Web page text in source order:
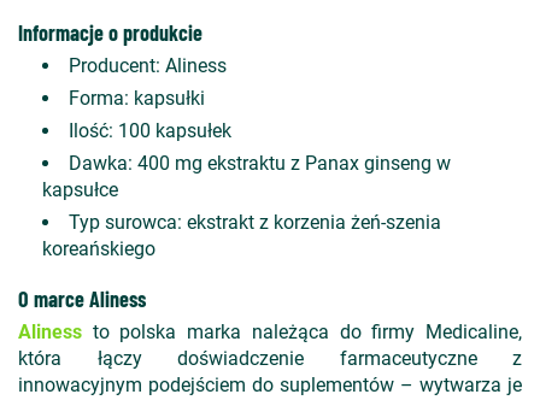
Informacje o produkcie
Producent: Aliness
Forma: kapsułki
Ilość: 100 kapsułek
Dawka: 400 mg ekstraktu z Panax ginseng w
kapsułce
Typ surowca: ekstrakt z korzenia żeń-szenia
koreańskiego
O marce Aliness
Aliness to polska marka należąca do firmy Medicaline,
która łączy doświadczenie farmaceutyczne z
innowacyjnym podejściem do suplementów – wytwarza je